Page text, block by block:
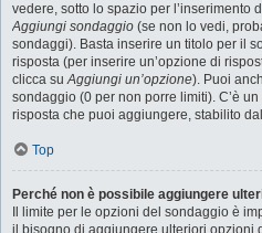
vedere, sotto lo spazio per l’inserimento
Aggiungi sondaggio (se non lo vedi,
sondaggi). Basta inserire un titolo per il
risposta (per inserire un’opzione di
clicca suAggiungi un’opzione). Puoi
sondaggio (0 per non porre limiti). C’è
risposta che puoi aggiungere, stabilito
Top
Perché non è possibile aggiungere
Il limite per le opzioni del sondaggio è
il bisogno di aggiungere ulteriori opzioni